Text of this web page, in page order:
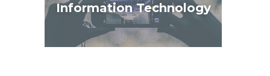
Information Technology